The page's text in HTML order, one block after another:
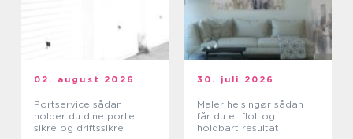
02. august 2026
Portservice sådan
holder du dine porte
sikre og driftssikre
30. juli 2026
Maler helsingør sådan
får du et flot og
holdbart resultat